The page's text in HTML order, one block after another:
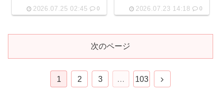
2026.07.25 02:45 0 2026.07.23 14:18 0
次のページ
1 2 3 … 103
次